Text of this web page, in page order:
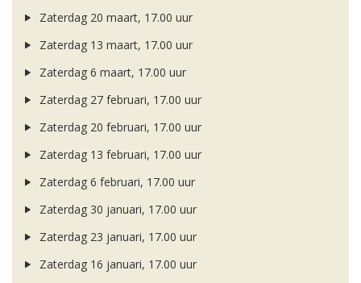
Zaterdag 20 maart, 17.00 uur
Zaterdag 13 maart, 17.00 uur
Zaterdag 6 maart, 17.00 uur
Zaterdag 27 februari, 17.00 uur
Zaterdag 20 februari, 17.00 uur
Zaterdag 13 februari, 17.00 uur
Zaterdag 6 februari, 17.00 uur
Zaterdag 30 januari, 17.00 uur
Zaterdag 23 januari, 17.00 uur
Zaterdag 16 januari, 17.00 uur